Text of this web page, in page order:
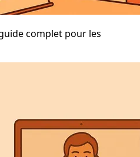
complet pour les